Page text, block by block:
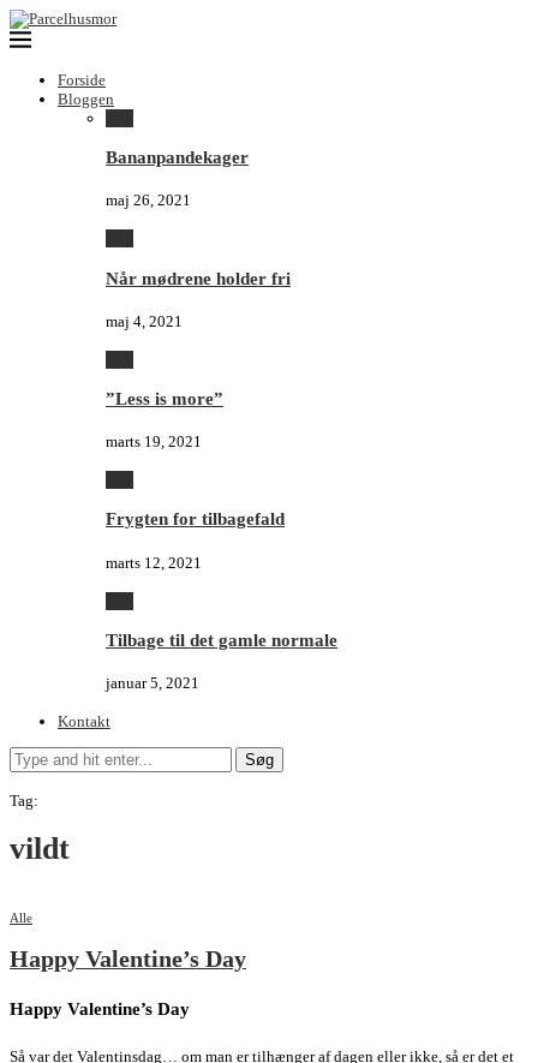
Forside
Bloggen
Bananpandekager
maj 26, 2021
Når mødrene holder fri
maj 4, 2021
”Less is more”
marts 19, 2021
Frygten for tilbagefald
marts 12, 2021
Tilbage til det gamle normale
januar 5, 2021
Kontakt
Søg
Tag:
vildt
Alle
Happy Valentine’s Day
Happy Valentine’s Day
Så var det Valentinsdag… om man er tilhænger af dagen eller ikke, så er det et